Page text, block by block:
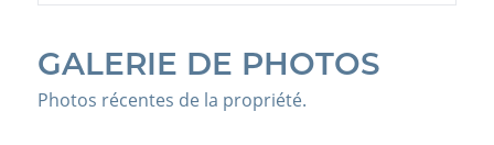
GALERIE DE PHOTOS
Photos récentes de la propriété.